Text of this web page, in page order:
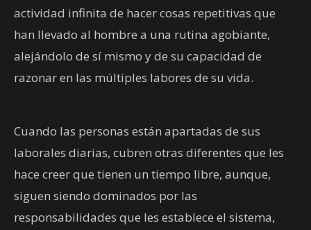
actividad infinita de hacer cosas repetitivas que
han llevado al hombre a una rutina agobiante,
alejándolo de sí mismo y de su capacidad de
razonar en las múltiples labores de su vida.
Cuando las personas están apartadas de sus
laborales diarias, cubren otras diferentes que les
hace creer que tienen un tiempo libre, aunque,
siguen siendo dominados por las
responsabilidades que les establece el sistema,